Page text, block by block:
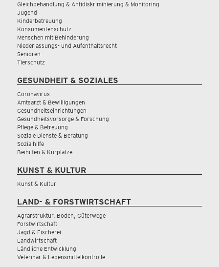
Gleichbehandlung & Antidiskriminierung & Monitoring
Jugend
Kinderbetreuung
Konsumentenschutz
Menschen mit Behinderung
Niederlassungs- und Aufenthaltsrecht
Senioren
Tierschutz
GESUNDHEIT & SOZIALES
Coronavirus
Amtsarzt & Bewilligungen
Gesundheitseinrichtungen
Gesundheitsvorsorge & Forschung
Pflege & Betreuung
Soziale Dienste & Beratung
Sozialhilfe
Beihilfen & Kurplätze
KUNST & KULTUR
Kunst & Kultur
LAND- & FORSTWIRTSCHAFT
Agrarstruktur, Boden, Güterwege
Forstwirtschaft
Jagd & Fischerei
Landwirtschaft
Ländliche Entwicklung
Veterinär & Lebensmittelkontrolle